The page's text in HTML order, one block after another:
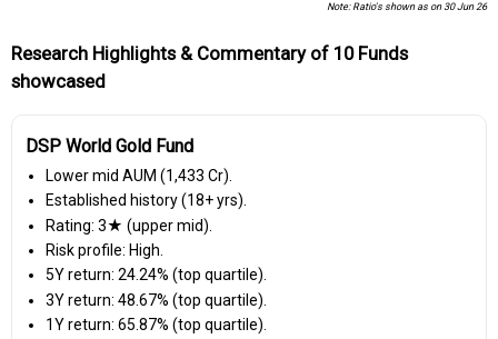
Note: Ratio's shown as on 30 Jun 26
Research Highlights & Commentary of 10 Funds
showcased
DSP World Gold Fund
Lower mid AUM (₹1,433 Cr).
Established history (18+ yrs).
Rating: 3★ (upper mid).
Risk profile: High.
5Y return: 24.24% (top quartile).
3Y return: 48.67% (top quartile).
1Y return: 65.87% (top quartile).